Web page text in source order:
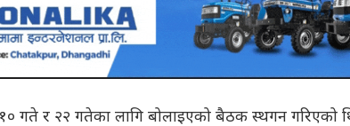
गते र २२ गतेका लागि बोलाइएको बैठक स्थगन गरिएको